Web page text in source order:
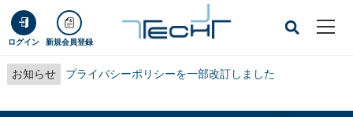
ログイン 新規会員登録
お知らせ プライバシーポリシーを一部改訂しました